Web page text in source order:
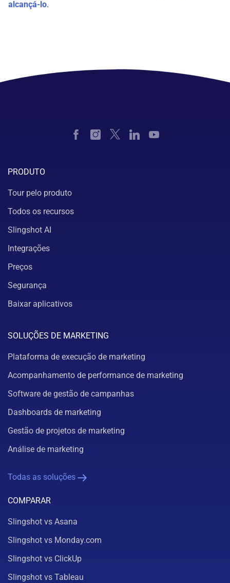
alcançá-lo.
PRODUTO
Tour pelo produto
Todos os recursos
Slingshot AI
Integrações
Preços
Segurança
Baixar aplicativos
SOLUÇÕES DE MARKETING
Plataforma de execução de marketing
Acompanhamento de performance de marketing
Software de gestão de campanhas
Dashboards de marketing
Gestão de projetos de marketing
Análise de marketing
Todas as soluções
COMPARAR
Slingshot vs Asana
Slingshot vs Monday.com
Slingshot vs ClickUp
Slingshot vs Tableau